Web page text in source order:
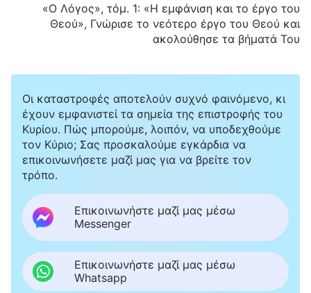
«Ο Λόγος», τόμ. 1: «Η εμφάνιση και το έργο του
Θεού», Γνώρισε το νεότερο έργο του Θεού και
ακολούθησε τα βήματά Του
Οι καταστροφές αποτελούν συχνό φαινόμενο, κι
έχουν εμφανιστεί τα σημεία της επιστροφής του
Κυρίου. Πώς μπορούμε, λοιπόν, να υποδεχθούμε
τον Κύριο; Σας προσκαλούμε εγκάρδια να
επικοινωνήσετε μαζί μας για να βρείτε τον
τρόπο.
Επικοινωνήστε μαζί μας μέσω
Messenger
Επικοινωνήστε μαζί μας μέσω
Whatsapp